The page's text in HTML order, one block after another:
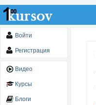
Войти
Регистрация
Видео
Курсы
Блоги